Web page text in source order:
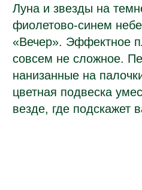
Луна и звезды на
фиолетово-синем
«Вечер». Эффектное
совсем не сложное.
нанизанные на
цветная подвеска
везде, где подскажет